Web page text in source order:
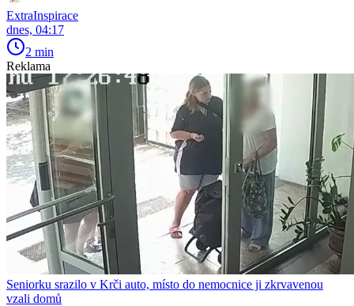
ExtraInspirace
dnes, 04:17
2 min
Reklama
Seniorku srazilo v Krči auto, místo do nemocnice ji zkrvavenou
vzali domů